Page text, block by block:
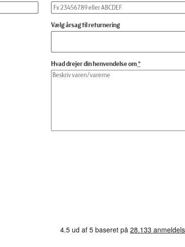
Vælg årsag til returnering
Hvad drejer din henvendelse om